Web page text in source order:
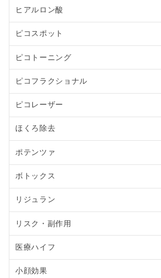
ヒアルロン酸
ピコスポット
ピコトーニング
ピコフラクショナル
ピコレーザー
ほくろ除去
ポテンツァ
ボトックス
リジュラン
リスク・副作用
医療ハイフ
小顔効果